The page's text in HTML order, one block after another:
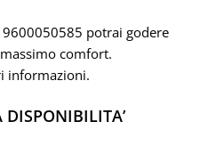
9600050585 potrai godere
comfort.
informazioni.
DISPONIBILITA’